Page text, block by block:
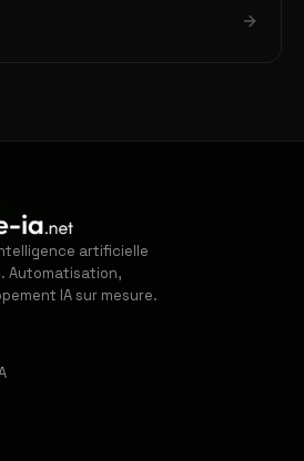
artificielle
Automatisation,
IA sur mesure.